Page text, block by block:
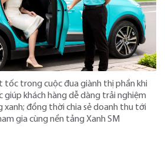
tốc trong cuộc đua giành thị phần khi
giúp khách hàng dễ dàng trải nghiệm
đồng thời chia sẻ doanh thu tới
gia cùng nền tảng Xanh SM